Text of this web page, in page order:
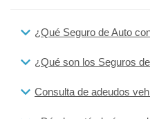
¿Qué Seguro de Auto
¿Qué son los Seguros
Consulta de adeudos